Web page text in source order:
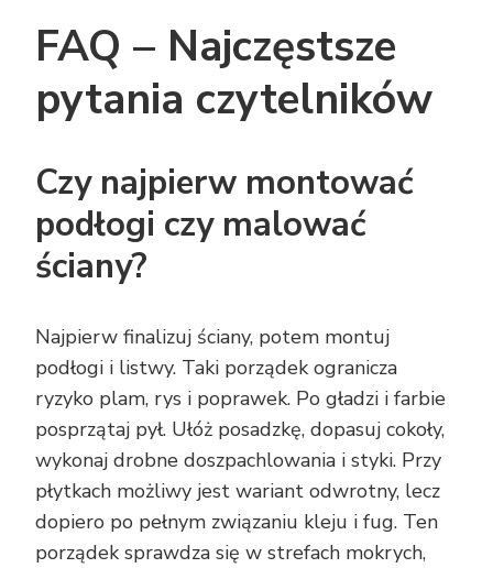
FAQ – Najczęstsze
pytania czytelników
Czy najpierw montować
podłogi czy malować
ściany?
Najpierw finalizuj ściany, potem montuj
podłogi i listwy. Taki porządek ogranicza
ryzyko plam, rys i poprawek. Po gładzi i farbie
posprzątaj pył. Ułóż posadzkę, dopasuj cokoły,
wykonaj drobne doszpachlowania i styki. Przy
płytkach możliwy jest wariant odwrotny, lecz
dopiero po pełnym związaniu kleju i fug. Ten
porządek sprawdza się w strefach mokrych,